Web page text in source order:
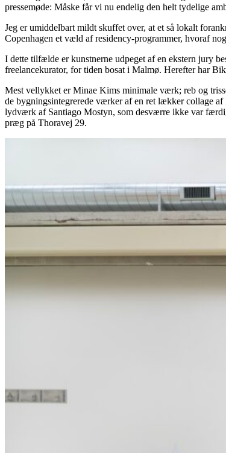
pressemøde: Måske får vi nu endelig den helt tydelige
Jeg er umiddelbart mildt skuffet over, at et så lokalt
Copenhagen et væld af residency-programmer, hvoraf
I dette tilfælde er kunstnerne udpeget af en ekstern jury
freelancekurator, for tiden bosat i Malmø. Herefter har
Mest vellykket er Minae Kims minimale værk; reb og
de bygningsintegrerede værker af en ret lækker collage
lydværk af Santiago Mostyn, som desværre ikke var
præg på Thoravej 29.